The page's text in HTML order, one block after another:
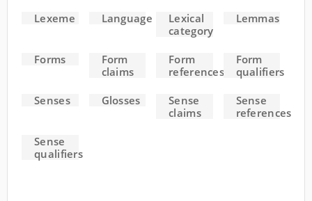
Lexeme
Language
Lexical
category
Lemmas
Forms
Form
claims
Form
references
Form
qualifiers
Senses Glosses
Sense
claims
Sense
references
Sense
qualifiers